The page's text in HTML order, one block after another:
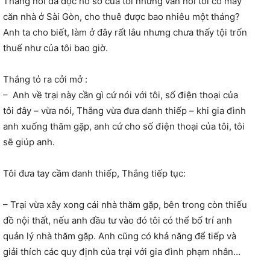
căn nhà ở Sài Gòn, cho thuê được bao nhiêu một tháng?
Anh ta cho biết, làm ở đây rất lâu nhưng chưa thấy tội trốn
thuế như của tôi bao giờ.
Thắng tỏ ra cởi mở :
– Anh về trại này cần gì cứ nói với tôi, số điện thoại của
tôi đây – vừa nói, Thắng vừa đưa danh thiếp – khi gia đình
anh xuống thăm gặp, anh cứ cho số điện thoại của tôi, tôi
sẽ giúp anh.
Tôi đưa tay cầm danh thiếp, Thắng tiếp tục:
– Trại vừa xây xong cái nhà thăm gặp, bên trong còn thiếu
đồ nội thất, nếu anh đầu tư vào đó tôi có thể bố trí anh
quản lý nhà thăm gặp. Anh cũng có khả năng để tiếp và
giải thích các quy định của trại với gia đình phạm nhân…